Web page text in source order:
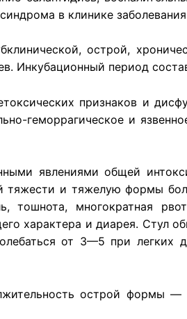
в клинике
острой,
Инкубационный период
признаков и
геморрагическое и
явлениями общей
и тяжелую формы
тошнота, многократная
характера и диарея. Стул
от 3—5 при
острой формы